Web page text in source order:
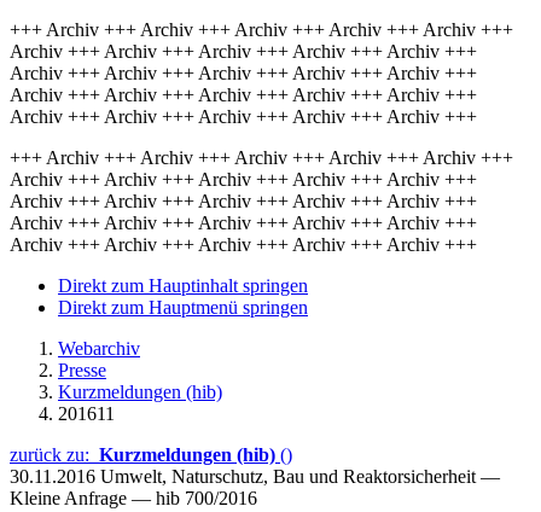
+++ Archiv +++ Archiv +++ Archiv +++ Archiv +++ Archiv +++
Archiv +++ Archiv +++ Archiv +++ Archiv +++ Archiv +++
Archiv +++ Archiv +++ Archiv +++ Archiv +++ Archiv +++
Archiv +++ Archiv +++ Archiv +++ Archiv +++ Archiv +++
Archiv +++ Archiv +++ Archiv +++ Archiv +++ Archiv +++
+++ Archiv +++ Archiv +++ Archiv +++ Archiv +++ Archiv +++
Archiv +++ Archiv +++ Archiv +++ Archiv +++ Archiv +++
Archiv +++ Archiv +++ Archiv +++ Archiv +++ Archiv +++
Archiv +++ Archiv +++ Archiv +++ Archiv +++ Archiv +++
Archiv +++ Archiv +++ Archiv +++ Archiv +++ Archiv +++
Direkt zum Hauptinhalt springen
Direkt zum Hauptmenü springen
Webarchiv
Presse
Kurzmeldungen (hib)
201611
zurück zu: Kurzmeldungen (hib) ()
30.11.2016 Umwelt, Naturschutz, Bau und Reaktorsicherheit —
Kleine Anfrage — hib 700/2016